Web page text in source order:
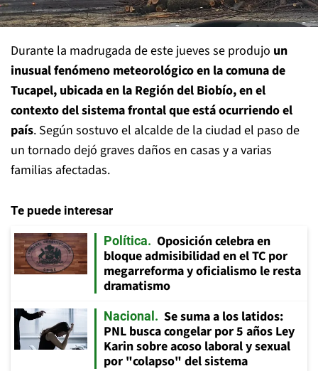
Durante la madrugada de este jueves se produjo un
inusual fenómeno meteorológico en la comuna de
Tucapel, ubicada en la Región del Biobío, en el
contexto del sistema frontal que está ocurriendo el
país. Según sostuvo el alcalde de la ciudad el paso de
un tornado dejó graves daños en casas y a varias
familias afectadas.
Te puede interesar
Política
Oposición celebra en
bloque admisibilidad en el TC por
megarreforma y oficialismo le resta
dramatismo
Nacional
Se suma a los latidos:
PNL busca congelar por 5 años Ley
Karin sobre acoso laboral y sexual
por "colapso" del sistema